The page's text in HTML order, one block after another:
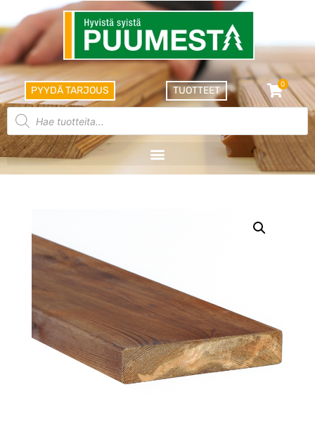
PYYDÄ TARJOUS TUOTTEET
0